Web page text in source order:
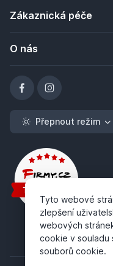
Zákaznická péče
O nás
Přepnout režim
Tyto webové
zlepšení
webových
cookie v souladu
souborů cookie.